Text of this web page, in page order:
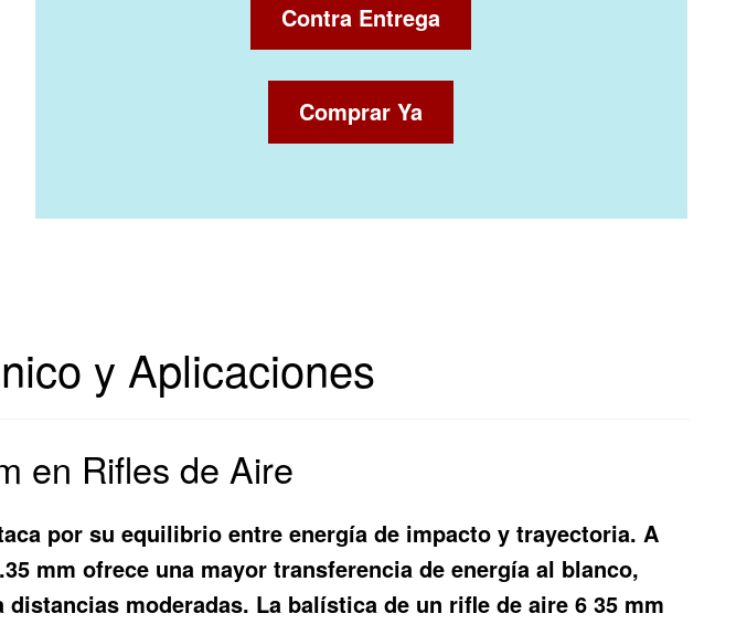
Contra Entrega
Comprar Ya
y Aplicaciones
en Rifles de Aire
por su equilibrio entre energía de impacto y trayectoria. A
mm ofrece una mayor transferencia de energía al blanco,
moderadas. La balística de un rifle de aire 6 35 mm